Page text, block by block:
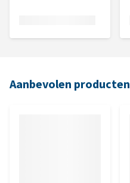
Aanbevolen producten